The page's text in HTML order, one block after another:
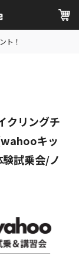
ト！
クリングチ
wahooキッ
試乗会/ノ